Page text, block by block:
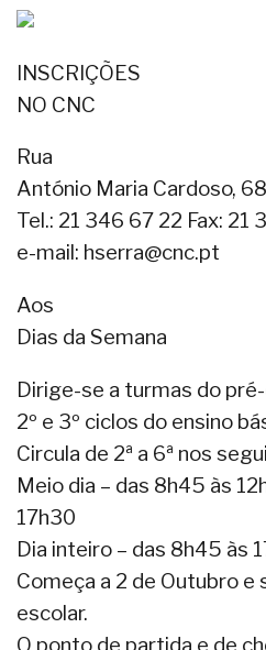
INSCRIÇÕES
NO CNC
Rua
António Maria Cardoso,
Tel.: 21 346 67 22 Fax: 21
e-mail: hserra@cnc.pt
Aos
Dias da Semana
Dirige-se a turmas do pré-
2º e 3º ciclos do ensino
Circula de 2ª a 6ª nos
Meio dia – das 8h45 às
17h30
Dia inteiro – das 8h45 às
Começa a 2 de Outubro e
escolar.
O ponto de partida e de